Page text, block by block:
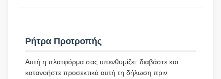
Ρήτρα Προτροπής
Αυτή η πλατφόρμα σας υπενθυμίζει: διαβάστε και
κατανοήστε προσεκτικά αυτή τη δήλωση πριν